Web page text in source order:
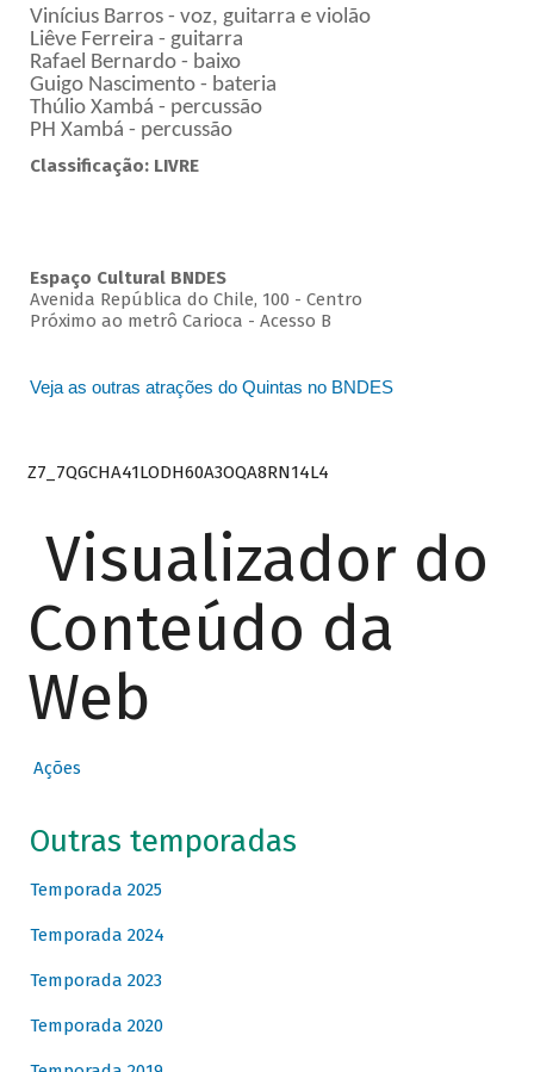
Vinícius Barros - voz, guitarra e violão
Liêve Ferreira - guitarra
Rafael Bernardo - baixo
Guigo Nascimento - bateria
Thúlio Xambá - percussão
PH Xambá - percussão
Classificação: LIVRE
Espaço Cultural BNDES
Avenida República do Chile, 100 - Centro
Próximo ao metrô Carioca - Acesso B
Veja as outras atrações do Quintas no BNDES
Z7_7QGCHA41LODH60A3OQA8RN14L4
Visualizador do
Conteúdo da
Web
Ações
Outras temporadas
Temporada 2025
Temporada 2024
Temporada 2023
Temporada 2020